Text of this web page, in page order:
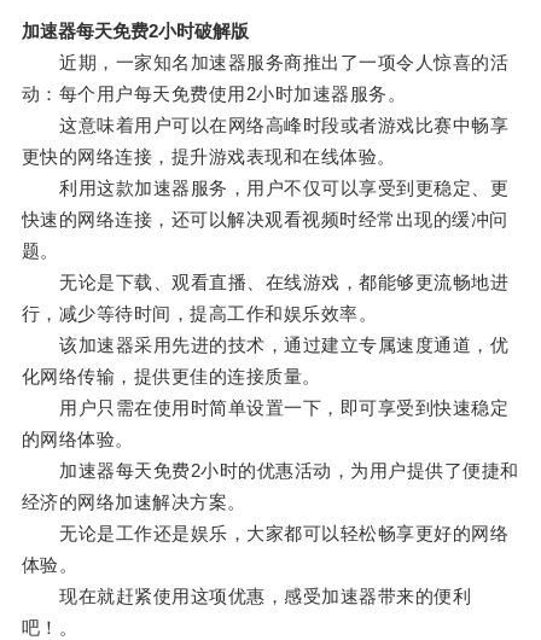
加速器每天免费2小时破解版
近期，一家知名加速器服务商推出了一项令人惊喜的活
动：每个用户每天免费使用2小时加速器服务。
这意味着用户可以在网络高峰时段或者游戏比赛中畅享
更快的网络连接，提升游戏表现和在线体验。
利用这款加速器服务，用户不仅可以享受到更稳定、更
快速的网络连接，还可以解决观看视频时经常出现的缓冲问
题。
无论是下载、观看直播、在线游戏，都能够更流畅地进
行，减少等待时间，提高工作和娱乐效率。
该加速器采用先进的技术，通过建立专属速度通道，优
化网络传输，提供更佳的连接质量。
用户只需在使用时简单设置一下，即可享受到快速稳定
的网络体验。
加速器每天免费2小时的优惠活动，为用户提供了便捷和
经济的网络加速解决方案。
无论是工作还是娱乐，大家都可以轻松畅享更好的网络
体验。
现在就赶紧使用这项优惠，感受加速器带来的便利
吧！。